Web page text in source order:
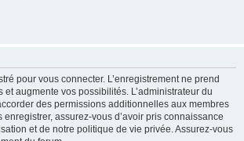
pour vous connecter. L’enregistrement ne prend
augmente vos possibilités. L’administrateur du
des permissions additionnelles aux membres
enregistrer, assurez-vous d’avoir pris connaissance
et de notre politique de vie privée. Assurez-vous